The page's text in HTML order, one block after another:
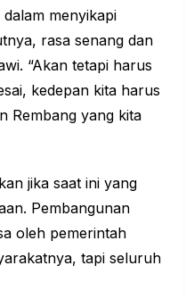
menyikapi
rasa senang dan
“Akan tetapi harus
kedepan kita harus
Rembang yang kita
jika saat ini yang
Pembangunan
oleh pemerintah
tapi seluruh